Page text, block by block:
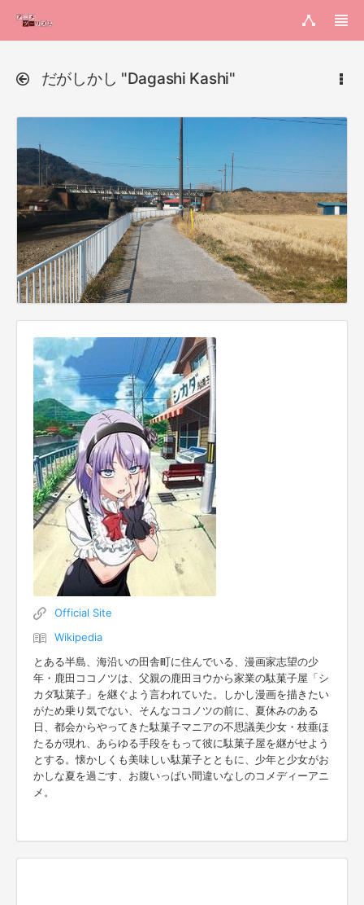
だがしかし "Dagashi Kashi"
Official Site
Wikipedia
とある半島、海沿いの田舎町に住んでいる、漫画家志望の少
年・鹿田ココノツは、父親の鹿田ヨウから家業の駄菓子屋「シ
カダ駄菓子」を継ぐよう言われていた。しかし漫画を描きたい
がため乗り気でない、そんなココノツの前に、夏休みのある
日、都会からやってきた駄菓子マニアの不思議美少女・枝垂ほ
たるが現れ、あらゆる手段をもって彼に駄菓子屋を継がせよう
とする。懐かしくも美味しい駄菓子とともに、少年と少女がお
かしな夏を過ごす、お腹いっぱい間違いなしのコメディーアニ
メ。